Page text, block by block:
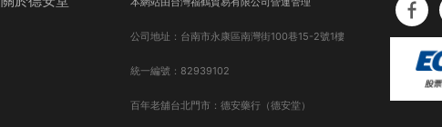
公司地址：台南市永康區南灣街100巷15-2號1樓
統一編號：82939102
百年老舖台北門市：德安藥行（德安堂）